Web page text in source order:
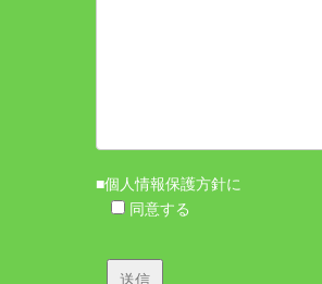
■個人情報保護方針に
同意する